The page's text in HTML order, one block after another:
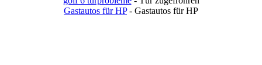
Gastautos für HP- Gastautos für HP